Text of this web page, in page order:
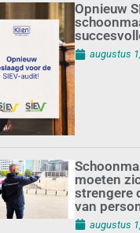
Opnieuw
augustus
moeten
strengere
van
augustus